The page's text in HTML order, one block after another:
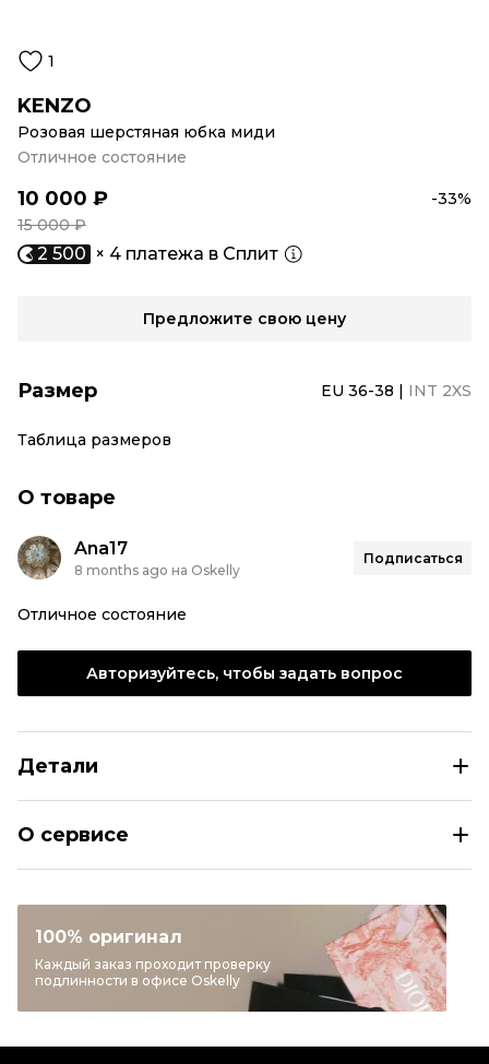
1
KENZO
Розовая шерстяная юбка миди
Отличное состояние
10 000 ₽
-33%
15 000 ₽
2 500 × 4 платежа в Сплит
Предложите свою цену
Размер EU 36-38 | INT 2XS
Таблица размеров
О товаре
Ana17
8 months ago на Oskelly
Подписаться
Отличное состояние
Авторизуйтесь, чтобы задать вопрос
Детали
Категория
Бренд
KENZO
Материал одежды
Шерсть
О сервисе
100% оригинал
Каждый заказ проходит проверку
подлинности в офисе Oskelly